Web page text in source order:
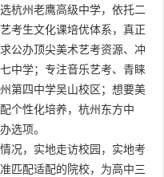
杭州老鹰高级中学，依托二
考生文化课培优体系，真正
公办顶尖美术艺考资源、冲
中学；专注音乐艺考、青睐
第四中学吴山校区；想要美
个性化培养，杭州东方中
选项。
况，实地走访校园，实地考
匹配适配的院校，为高中三